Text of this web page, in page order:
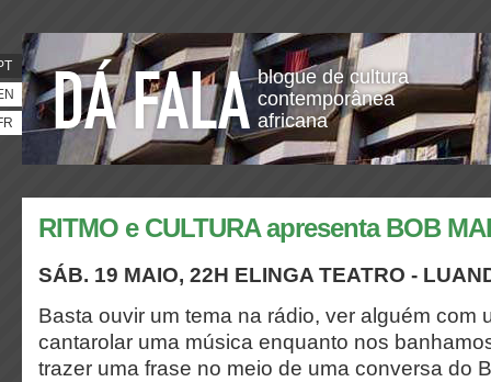
blogue de cultura
contemporânea
africana
RITMO e CULTURA apresenta BOB
SÁB. 19 MAIO, 22H ELINGA TEATRO -
Basta ouvir um tema na rádio, ver alguém com
cantarolar uma música enquanto nos
trazer uma frase no meio de uma conversa do